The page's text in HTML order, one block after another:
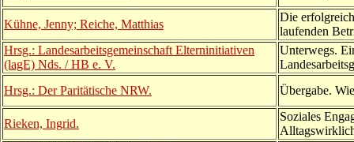
Kühne, Jenny; Reiche, Matthias
Die
laufenden
Hrsg.: Landesarbeitsgemeinschaft Elterninitiativen
(lagE) Nds. / HB e. V.
Unterwegs.
Hrsg.: Der Paritätische NRW.
Übergabe.
Rieken, Ingrid.
Soziales